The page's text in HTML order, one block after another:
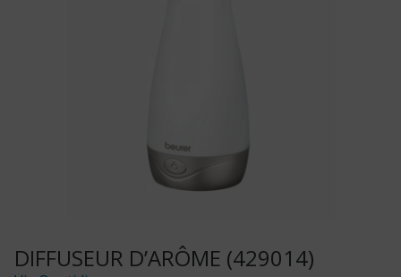
DIFFUSEUR D’ARÔME (429014)